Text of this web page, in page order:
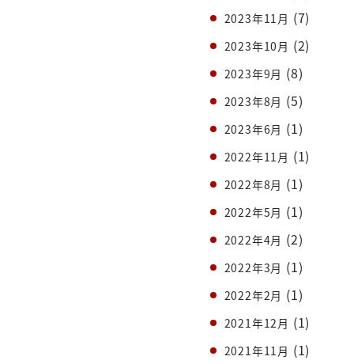
2023年11月 (7)
2023年10月 (2)
2023年9月 (8)
2023年8月 (5)
2023年6月 (1)
2022年11月 (1)
2022年8月 (1)
2022年5月 (1)
2022年4月 (2)
2022年3月 (1)
2022年2月 (1)
2021年12月 (1)
2021年11月 (1)